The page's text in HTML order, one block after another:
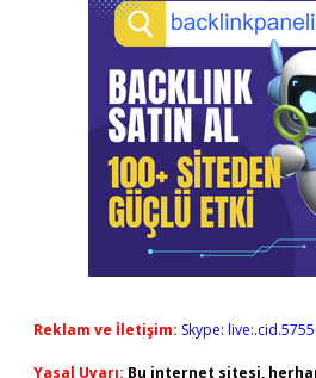
Reklam ve İletişim: Skype:
Yasal Uyarı: Bu internet sitesi,